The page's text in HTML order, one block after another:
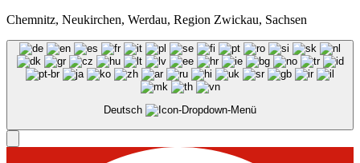
Chemnitz, Neukirchen, Werdau, Region Zwickau, Sachsen
Deutsch